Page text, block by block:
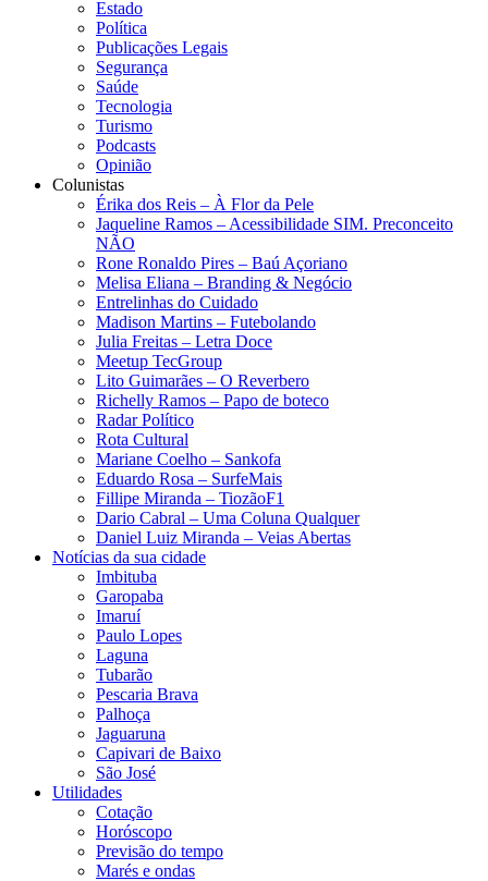
Estado
Política
Publicações Legais
Segurança
Saúde
Tecnologia
Turismo
Podcasts
Opinião
Colunistas
Érika dos Reis​ – À Flor da Pele
Jaqueline Ramos – Acessibilidade SIM. Preconceito
NÃO
Rone Ronaldo Pires – Baú Açoriano
Melisa Eliana – Branding & Negócio
Entrelinhas do Cuidado
Madison Martins – Futebolando
Julia Freitas​ – Letra Doce
Meetup TecGroup
Lito Guimarães – O Reverbero
Richelly Ramos​ – Papo de boteco
Radar Político
Rota Cultural
Mariane Coelho – Sankofa
Eduardo Rosa​ – SurfeMais
Fillipe Miranda – TiozãoF1
Dario Cabral – Uma Coluna Qualquer
Daniel Luiz Miranda – Veias Abertas
Notícias da sua cidade
Imbituba
Garopaba
Imaruí
Paulo Lopes
Laguna
Tubarão
Pescaria Brava
Palhoça
Jaguaruna
Capivari de Baixo
São José
Utilidades
Cotação
Horóscopo
Previsão do tempo
Marés e ondas